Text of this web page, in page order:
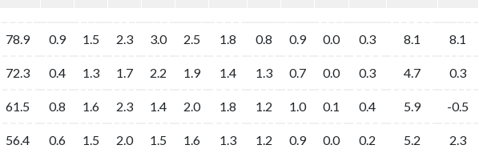
78.9 0.9 1.5 2.3 3.0 2.5 1.8 0.8 0.9 0.0 0.3 8.1 8.1
72.3 0.4 1.3 1.7 2.2 1.9 1.4 1.3 0.7 0.0 0.3 4.7 0.3
61.5 0.8 1.6 2.3 1.4 2.0 1.8 1.2 1.0 0.1 0.4 5.9 -0.5
56.4 0.6 1.5 2.0 1.5 1.6 1.3 1.2 0.9 0.0 0.2 5.2 2.3